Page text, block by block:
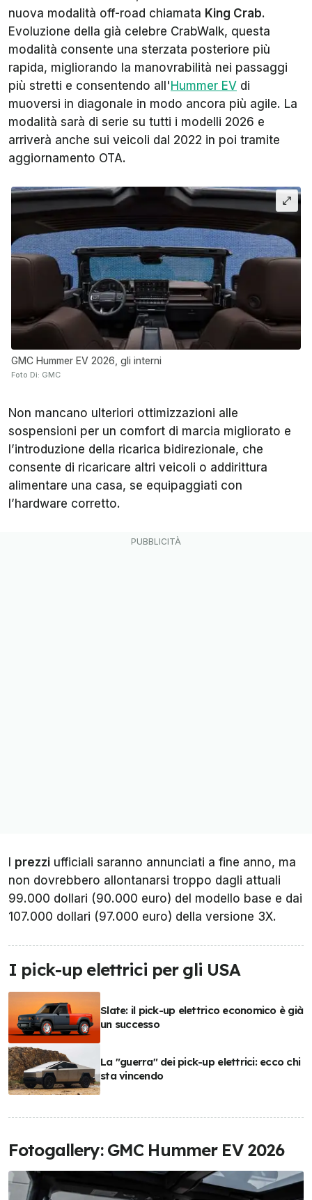
nuova modalità off-road chiamata King Crab.
Evoluzione della già celebre CrabWalk, questa
modalità consente una sterzata posteriore più
rapida, migliorando la manovrabilità nei passaggi
più stretti e consentendo all' Hummer EV di
muoversi in diagonale in modo ancora più agile. La
modalità sarà di serie su tutti i modelli 2026 e
arriverà anche sui veicoli dal 2022 in poi tramite
aggiornamento OTA.
GMC Hummer EV 2026, gli interni
Foto Di: GMC
Non mancano ulteriori ottimizzazioni alle
sospensioni per un comfort di marcia migliorato e
l’introduzione della ricarica bidirezionale, che
consente di ricaricare altri veicoli o addirittura
alimentare una casa, se equipaggiati con
l’hardware corretto.
I prezzi ufficiali saranno annunciati a fine anno, ma
non dovrebbero allontanarsi troppo dagli attuali
99.000 dollari (90.000 euro) del modello base e dai
107.000 dollari (97.000 euro) della versione 3X.
I pick-up elettrici per gli USA
Slate: il pick-up elettrico economico è già
un successo
La "guerra" dei pick-up elettrici: ecco chi
sta vincendo
Fotogallery: GMC Hummer EV 2026